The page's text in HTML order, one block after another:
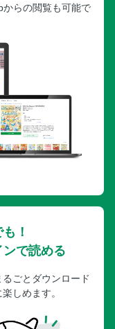
らの閲覧も可能で
！
で読める
ごとダウンロード
しめます。